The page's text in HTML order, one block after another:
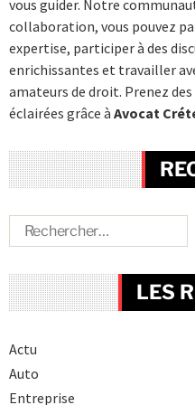
vous guider. Notre
collaboration, vous pouvez
expertise, participer à des
enrichissantes et travailler
amateurs de droit. Prenez
éclairées grâce à Avocat
LES
Actu
Auto
Entreprise